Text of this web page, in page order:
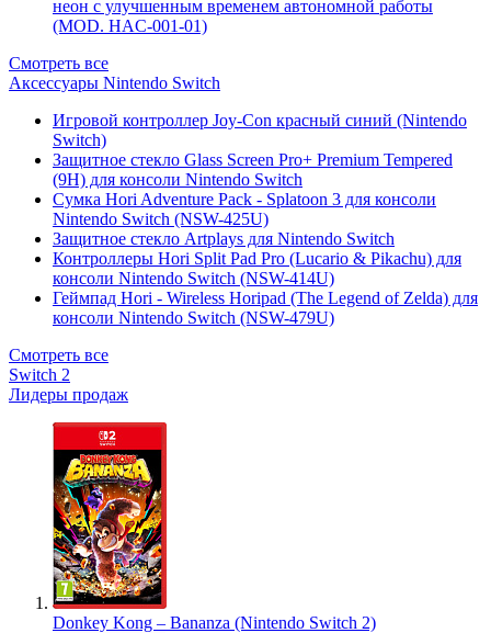
неон с улучшенным временем автономной работы
(MOD. HAC-001-01)
Смотреть все
Аксессуары Nintendo Switch
Игровой контроллер Joy-Con красный синий (Nintendo
Switch)
Защитное стекло Glass Screen Pro+ Premium Tempered
(9H) для консоли Nintendo Switch
Сумка Hori Adventure Pack - Splatoon 3 для консоли
Nintendo Switch (NSW-425U)
Защитное стекло Artplays для Nintendo Switch
Контроллеры Hori Split Pad Pro (Lucario & Pikachu) для
консоли Nintendo Switch (NSW-414U)
Геймпад Hori - Wireless Horipad (The Legend of Zelda) для
консоли Nintendo Switch (NSW-479U)
Смотреть все
Switch 2
Лидеры продаж
Donkey Kong – Bananza (Nintendo Switch 2)